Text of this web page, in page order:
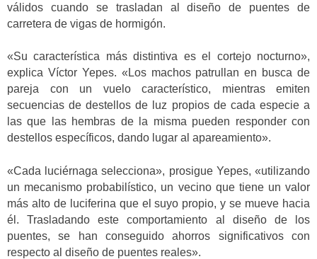
válidos cuando se trasladan al diseño de puentes de
carretera de vigas de hormigón.
«Su característica más distintiva es el cortejo nocturno»,
explica Víctor Yepes. «Los machos patrullan en busca de
pareja con un vuelo característico, mientras emiten
secuencias de destellos de luz propios de cada especie a
las que las hembras de la misma pueden responder con
destellos específicos, dando lugar al apareamiento».
«Cada luciérnaga selecciona», prosigue Yepes, «utilizando
un mecanismo probabilístico, un vecino que tiene un valor
más alto de luciferina que el suyo propio, y se mueve hacia
él. Trasladando este comportamiento al diseño de los
puentes, se han conseguido ahorros significativos con
respecto al diseño de puentes reales».